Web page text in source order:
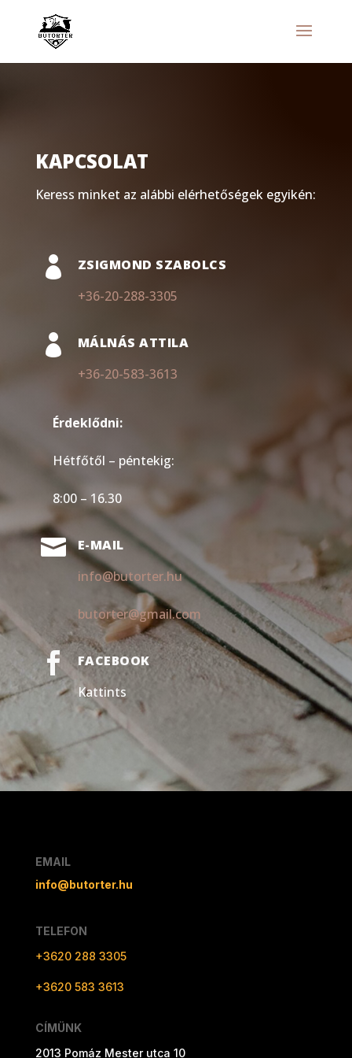
KAPCSOLAT
Keress minket az alábbi elérhetőségek egyikén:

ZSIGMOND SZABOLCS
+36-20-288-3305

MÁLNÁS ATTILA
+36-20-583-3613
Érdeklődni:
Hétfőtől – péntekig:
8:00 – 16.30

E-MAIL
info@butorter.hu
butorter@gmail.com

FACEBOOK
Kattints
EMAIL
info@butorter.hu
TELEFON
+3620 288 3305
+3620 583 3613
CÍMÜNK
2013 Pomáz Mester utca 10